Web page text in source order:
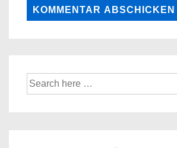
Suche
nach: